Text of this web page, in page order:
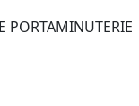
PORTAMINUTERIE